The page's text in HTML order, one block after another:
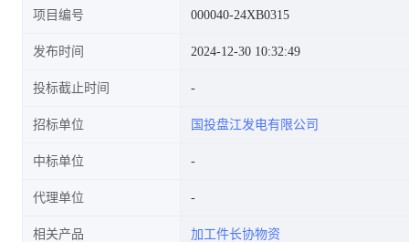
项目编号 000040-24XB0315
发布时间 2024-12-30 10:32:49
投标截止时间
招标单位 国投盘江发电有限公司
中标单位
代理单位
相关产品 加工件长协物资